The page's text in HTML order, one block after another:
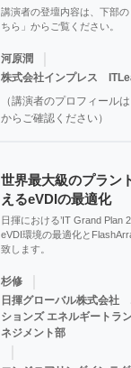
講演者の登壇内容は、下部
ちら」からご覧ください。
河原潤
株式会社インプレス
（講演者のプロフィール
からご確認ください）
世界最大級のプラン
えるeVDIの最適化
日揮における’IT Grand Plan
eVDI環境の最適化と
致します。
杉修
日揮グローバル株式会社
ションズ エネルギートラ
ネジメント部